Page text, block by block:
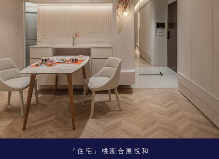
『住宅』桃園合展悅和